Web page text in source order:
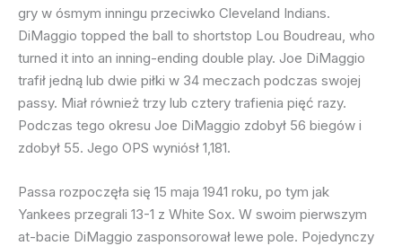
gry w ósmym inningu przeciwko Cleveland Indians.
DiMaggio topped the ball to shortstop Lou Boudreau, who
turned it into an inning-ending double play. Joe DiMaggio
trafił jedną lub dwie piłki w 34 meczach podczas swojej
passy. Miał również trzy lub cztery trafienia pięć razy.
Podczas tego okresu Joe DiMaggio zdobył 56 biegów i
zdobył 55. Jego OPS wyniósł 1,181.
Passa rozpoczęła się 15 maja 1941 roku, po tym jak
Yankees przegrali 13-1 z White Sox. W swoim pierwszym
at-bacie DiMaggio zasponsorował lewe pole. Pojedynczy